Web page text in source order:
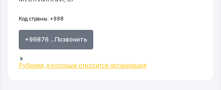
Код страны: +998
+99876 ...Позвонить
Рубрики, к которым относится организация